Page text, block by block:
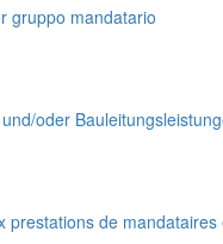
gruppo mandatario
oder
prestations de